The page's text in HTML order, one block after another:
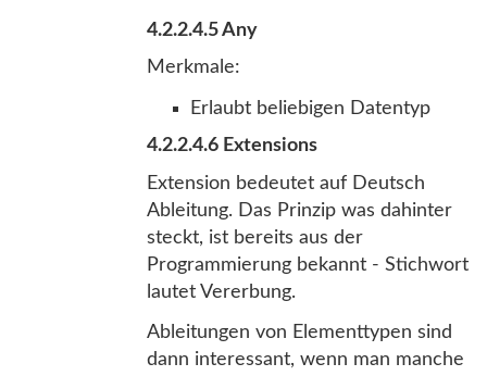
4.2.2.4.5 Any
Merkmale:
Erlaubt beliebigen Datentyp
4.2.2.4.6 Extensions
Extension bedeutet auf Deutsch
Ableitung. Das Prinzip was dahinter
steckt, ist bereits aus der
Programmierung bekannt - Stichwort
lautet Vererbung.
Ableitungen von Elementtypen sind
dann interessant, wenn man manche